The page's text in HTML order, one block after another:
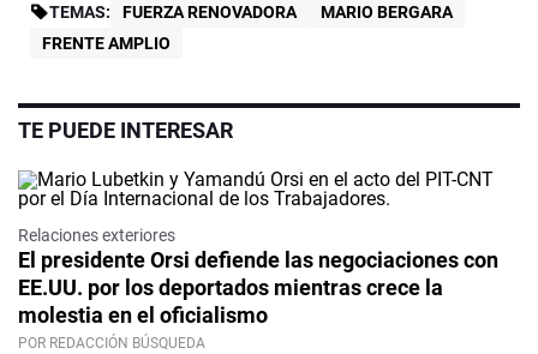
TEMAS: FUERZA RENOVADORA
MARIO BERGARA
FRENTE AMPLIO
TE PUEDE INTERESAR
Relaciones exteriores
El presidente Orsi defiende las negociaciones con
EE.UU. por los deportados mientras crece la
molestia en el oficialismo
POR REDACCIÓN BÚSQUEDA